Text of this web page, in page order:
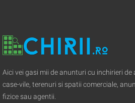
Aici vei gasi mii de anunturi cu inchirieri
case-vile, terenuri si spatii comerciale,
fizice sau agentii.